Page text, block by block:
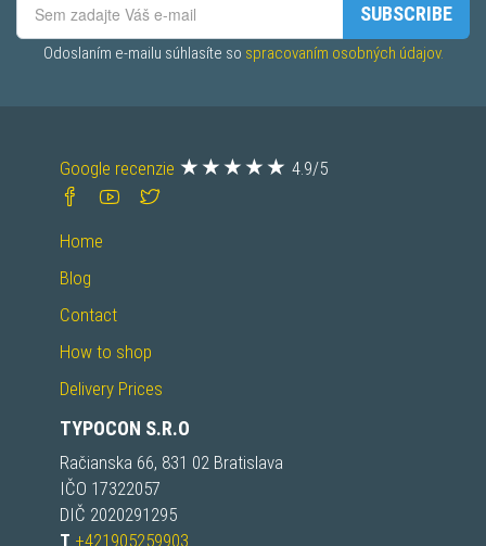
SUBSCRIBE
Odoslaním e-mailu súhlasíte so spracovaním osobných údajov.
Google recenzie 4.9/5
Home
Blog
Contact
How to shop
Delivery Prices
TYPOCON S.R.O
Račianska 66, 831 02 Bratislava
IČO 17322057
DIČ 2020291295
T +421905259903